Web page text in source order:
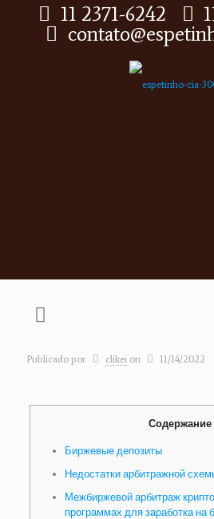
11 2371-6242
Publicado por clikei on 11/14/2022
Содержание
Биржевые депозиты
Недостатки арбитражной
Межбиржевой арбитраж
программах для заработка на